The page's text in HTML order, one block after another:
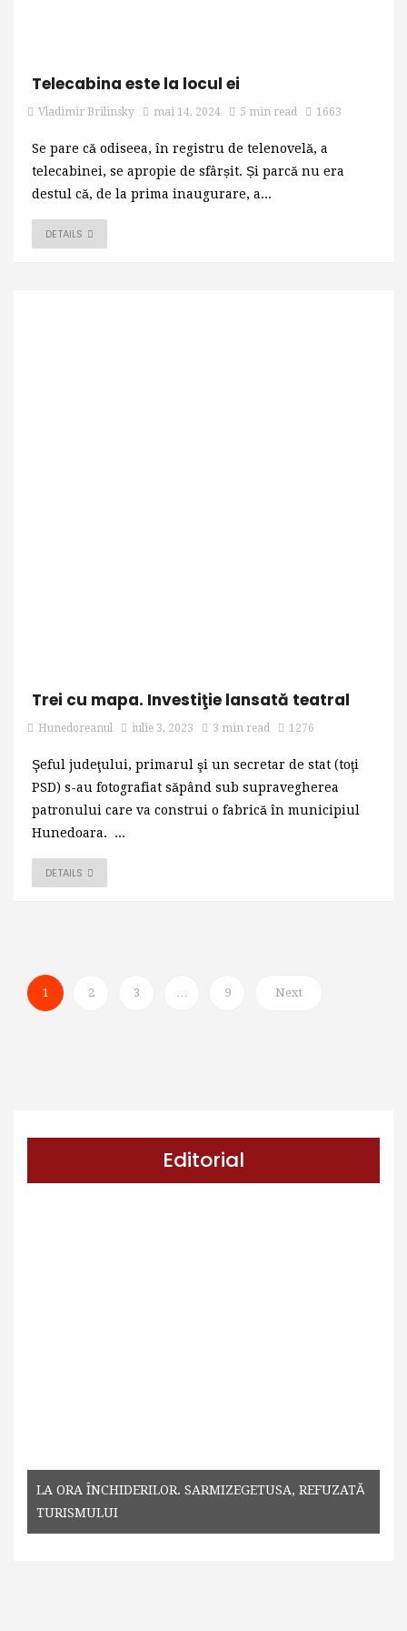
Telecabina este la locul ei
Vladimir Brilinsky mai 14, 2024 5 min read 1663
Se pare că odiseea, în registru de telenovelă, a
telecabinei, se apropie de sfârșit. Și parcă nu era
destul că, de la prima inaugurare, a...
DETAILS
Trei cu mapa. Investiţie lansată teatral
Hunedoreanul iulie 3, 2023 3 min read 1276
Şeful judeţului, primarul şi un secretar de stat (toţi
PSD) s-au fotografiat săpând sub supravegherea
patronului care va construi o fabrică în municipiul
Hunedoara. ...
DETAILS
1 2 3 … 9 Next
Editorial
LA ORA ÎNCHIDERILOR. SARMIZEGETUSA, REFUZATĂ
TURISMULUI